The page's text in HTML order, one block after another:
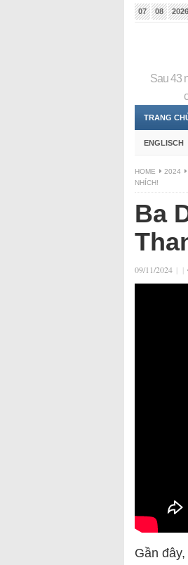
07 08 2026
Sau 43
TRANG
ENGLISCH
HOME 2024
NHÍCH!
Ba
09/11/2024 | |
Gần